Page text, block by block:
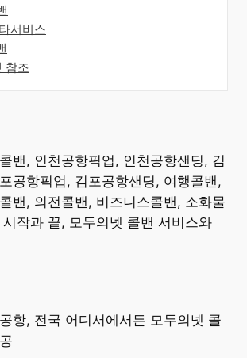
서비스
참조
밴, 인천공항픽업, 인천공항샌딩, 김
공항픽업, 김포공항샌딩, 여행콜밴,
밴, 의전콜밴, 비즈니스콜밴, 소화물
작과 끝, 모두의넷 콜밴 서비스와
항, 전국 어디서에서든 모두의넷 콜